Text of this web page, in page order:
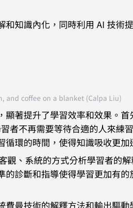
知識內化，同時利用 AI 技術
and coffee on a blanket (Calpa Liu)
著提升了學習效率和效果。
者不再需要等待合適的人來練
環的時間，使得知識吸收更加
觀、系統的方式分析學習者的
診斷和指導使得學習更加有
曼技術的解釋方法和輸出驅